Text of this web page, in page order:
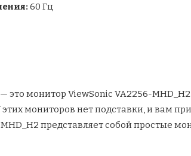
60 Гц
монитор ViewSonic VA2256-MHD_H2.
мониторов нет подставки, и вам
представляет собой простые